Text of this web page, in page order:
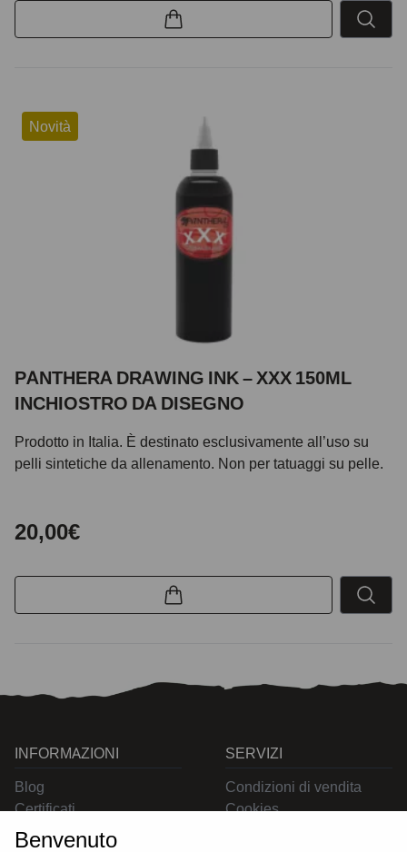
Novità
PANTHERA DRAWING INK – XXX 150ML
INCHIOSTRO DA DISEGNO
Prodotto in Italia. È destinato esclusivamente all’uso su
pelli sintetiche da allenamento. Non per tatuaggi su pelle.
20,00€
INFORMAZIONI
Blog
Certificati
Contatti
SERVIZI
Condizioni di vendita
Cookies
Benvenuto